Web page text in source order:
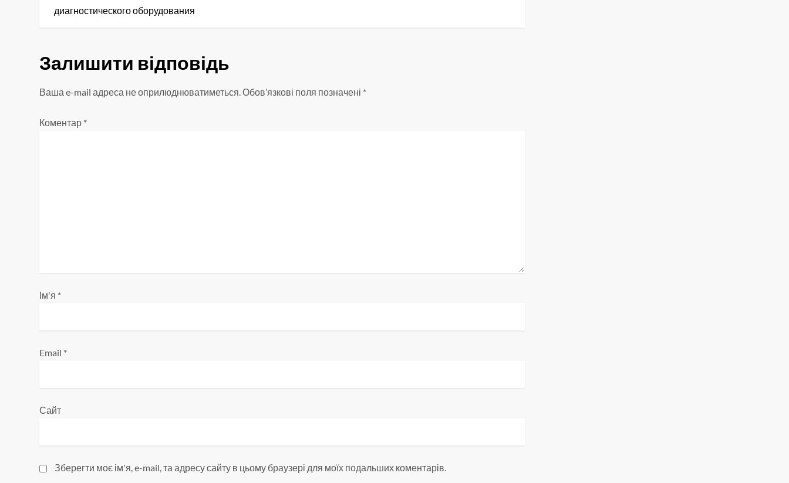
в
г
а
ц
с
в
диагностического оборудования
Залишити відповідь
Ваша e-mail адреса не оприлюднюватиметься.Обов’язкові поля позначені *
Коментар *
Ім'я *
Email *
Сайт
Зберегти моє ім'я, e-mail, та адресу сайту в цьому браузері для моїх подальших коментарів.